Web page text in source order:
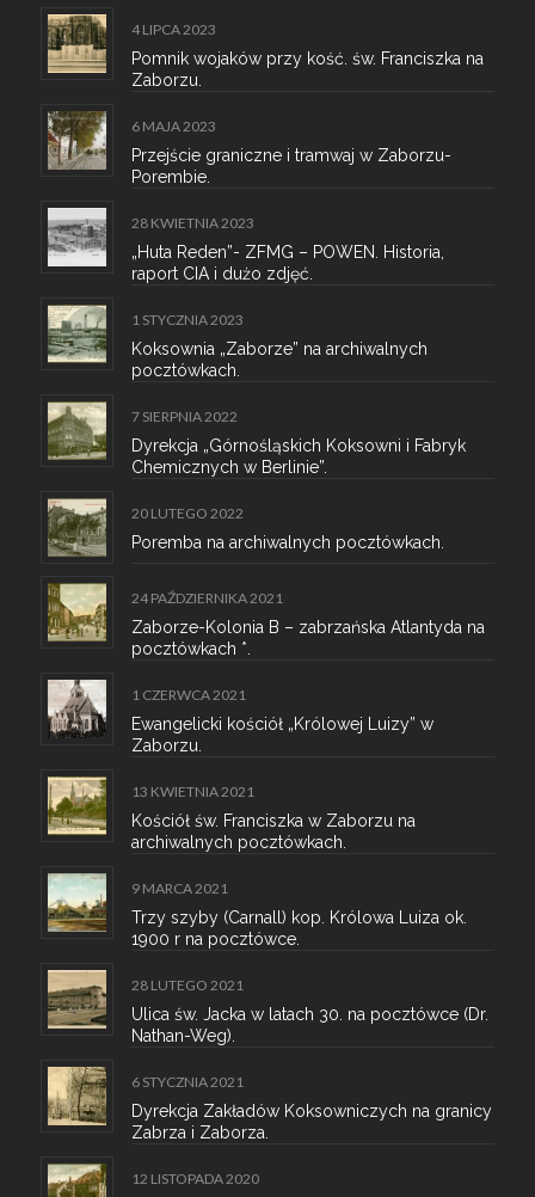
4 LIPCA 2023
Pomnik wojaków przy kość. św. Franciszka na
Zaborzu.
6 MAJA 2023
Przejście graniczne i tramwaj w Zaborzu-
Porembie.
28 KWIETNIA 2023
„Huta Reden”- ZFMG – POWEN. Historia,
raport CIA i dużo zdjęć.
1 STYCZNIA 2023
Koksownia „Zaborze” na archiwalnych
pocztówkach.
7 SIERPNIA 2022
Dyrekcja „Górnośląskich Koksowni i Fabryk
Chemicznych w Berlinie”.
20 LUTEGO 2022
Poremba na archiwalnych pocztówkach.
24 PAŹDZIERNIKA 2021
Zaborze-Kolonia B – zabrzańska Atlantyda na
pocztówkach *.
1 CZERWCA 2021
Ewangelicki kościół „Królowej Luizy” w
Zaborzu.
13 KWIETNIA 2021
Kościół św. Franciszka w Zaborzu na
archiwalnych pocztówkach.
9 MARCA 2021
Trzy szyby (Carnall) kop. Królowa Luiza ok.
1900 r na pocztówce.
28 LUTEGO 2021
Ulica św. Jacka w latach 30. na pocztówce (Dr.
Nathan-Weg).
6 STYCZNIA 2021
Dyrekcja Zakładów Koksowniczych na granicy
Zabrza i Zaborza.
12 LISTOPADA 2020